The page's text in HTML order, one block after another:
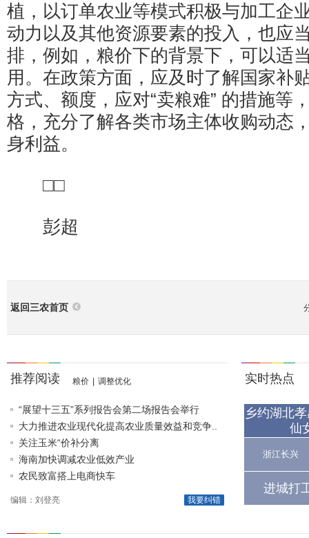
植，以订单农业等模式积极与加工企
动力以及其他资源要素的投入，也应
排，例如，粮价下的背景下，可以适
用。在政策方面，应及时了解国家补
方式、额度，应对“卖粮难” 的措施等
格，充分了解各类市场主体收购动态
身利益。
□□
彭超
返回三农首页
推荐阅读 粮价 调整优化
“展望十三五”系列报告会第二场报告会举行
大力推进农业现代化提高农业质量效益和竞争..
关注玉米“价补分离
海南加快调减农业低效产业
农民致富搭上电商快车
我要纠错
编辑：刘登亮
实时热点
乡约湖北
仙
浙江长兴
进城打